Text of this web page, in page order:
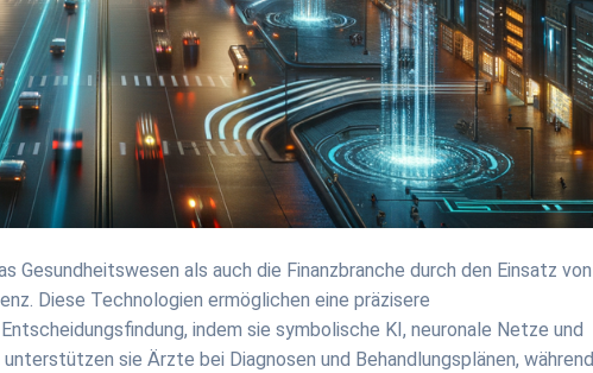
Gesundheitswesen als auch die Finanzbranche durch den Einsatz von
Diese Technologien ermöglichen eine präzisere
indem sie symbolische KI, neuronale Netze und
sie Ärzte bei Diagnosen und Behandlungsplänen, während